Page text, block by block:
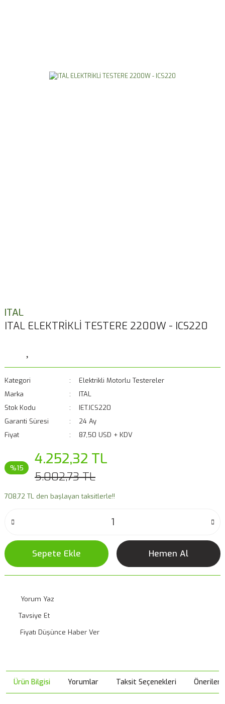
ITAL
ITAL ELEKTRİKLİ TESTERE 2200W - ICS220
Kategori
Elektrikli Motorlu Testereler
Marka
ITAL
Stok Kodu
IET.ICS220
Garanti Süresi
24 Ay
Fiyat
87,50 USD + KDV
%15 4.252,32 TL
5.002,73 TL
708,72 TL den başlayan taksitlerle!!
Sepete Ekle Hemen Al
Yorum Yaz
Tavsiye Et
Fiyatı Düşünce Haber Ver
Ürün Bilgisi Yorumlar Taksit Seçenekleri